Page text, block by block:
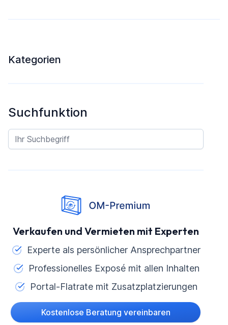
Kategorien
Suchfunktion
Verkaufen und Vermieten mit Experten
Experte als persönlicher Ansprechpartner
Professionelles Exposé mit allen Inhalten
Portal-Flatrate mit Zusatzplatzierungen
Kostenlose Beratung vereinbaren